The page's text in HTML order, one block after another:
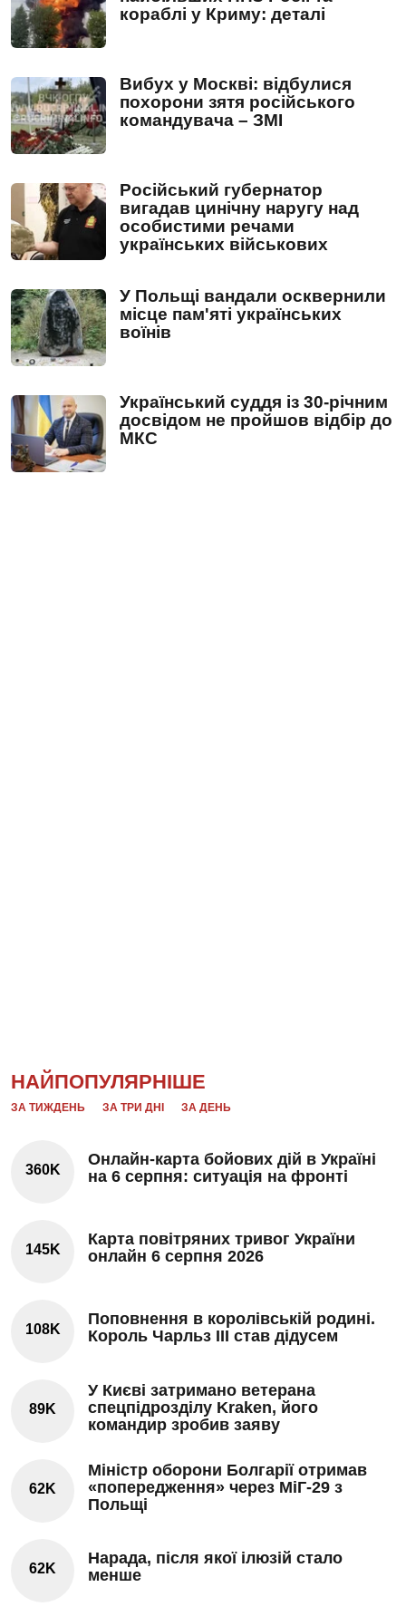
кораблі у Криму: деталі
Вибух у Москві: відбулися
похорони зятя російського
командувача – ЗМІ
Російський губернатор
вигадав цинічну наругу над
особистими речами
українських військових
У Польщі вандали осквернили
місце пам'яті українських
воїнів
Український суддя із 30-річним
досвідом не пройшов відбір до
МКС
НАЙПОПУЛЯРНІШЕ
ЗА ТИЖДЕНЬ ЗА ТРИ ДНІ ЗА ДЕНЬ
360K
Онлайн-карта бойових дій в Україні
на 6 серпня: ситуація на фронті
145K
Карта повітряних тривог України
онлайн 6 серпня 2026
108K
Поповнення в королівській родині.
Король Чарльз III став дідусем
89K
У Києві затримано ветерана
спецпідрозділу Kraken, його
командир зробив заяву
62K
Міністр оборони Болгарії отримав
«попередження» через МіГ-29 з
Польщі
62K
Нарада, після якої ілюзій стало
менше